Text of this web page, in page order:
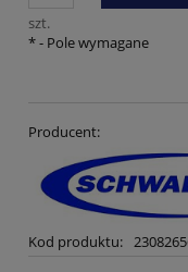
szt.
*- Pole wymagane
Producent:
Kod produktu: